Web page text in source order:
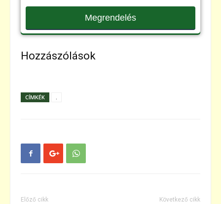
Megrendelés
Hozzászólások
CÍMKÉK .
Előző cikk Következő cikk